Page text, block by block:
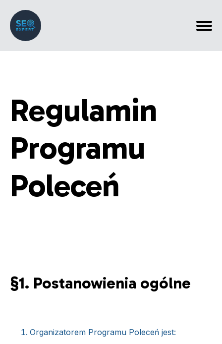
Regulamin
Programu
Poleceń
§1. Postanowienia ogólne
Organizatorem Programu Poleceń jest: